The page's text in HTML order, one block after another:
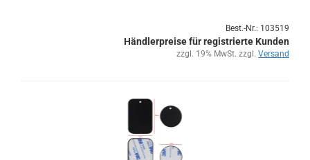
Best.-Nr.: 103519
Händlerpreise für registrierte Kunden
zzgl. 19% MwSt. zzgl. Versand